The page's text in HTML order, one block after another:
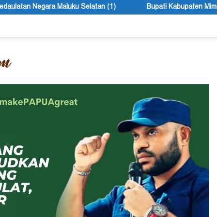
(1) Bupati Kabupaten Mimika John Rettob Sebut Seleksi